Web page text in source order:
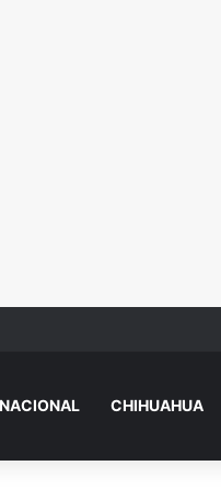
Espinoza
CHIHUAHUA